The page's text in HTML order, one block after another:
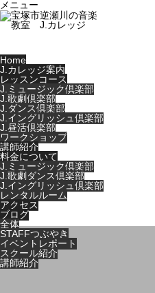
メニュー
Home
J.カレッジ案内
レッスンコース
J.ミュージック倶楽部
J.歌劇倶楽部
J.ダンス倶楽部
J.イングリッシュ倶楽部
J.昼活倶楽部
ワークショップ
講師紹介
料金について
J.ミュージック倶楽部
J.歌劇ダンス倶楽部
J.イングリッシュ倶楽部
レンタルルーム
アクセス
ブログ
全体
STAFFつぶやき
イベントレポート
スクール紹介
講師紹介